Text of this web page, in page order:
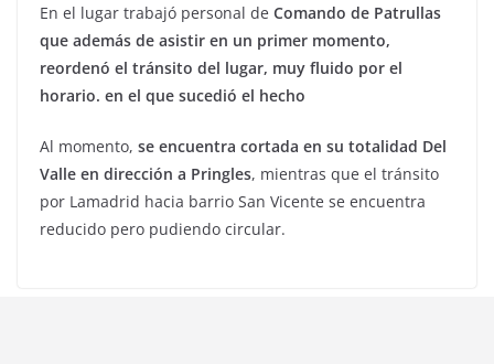
En el lugar trabajó personal de Comando de Patrullas
que además de asistir en un primer momento,
reordenó el tránsito del lugar, muy fluido por el
horario. en el que sucedió el hecho
Al momento, se encuentra cortada en su totalidad Del
Valle en dirección a Pringles, mientras que el tránsito
por Lamadrid hacia barrio San Vicente se encuentra
reducido pero pudiendo circular.